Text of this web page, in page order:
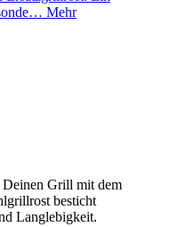
Mehr
Grill mit dem
besticht
Langlebigkeit.